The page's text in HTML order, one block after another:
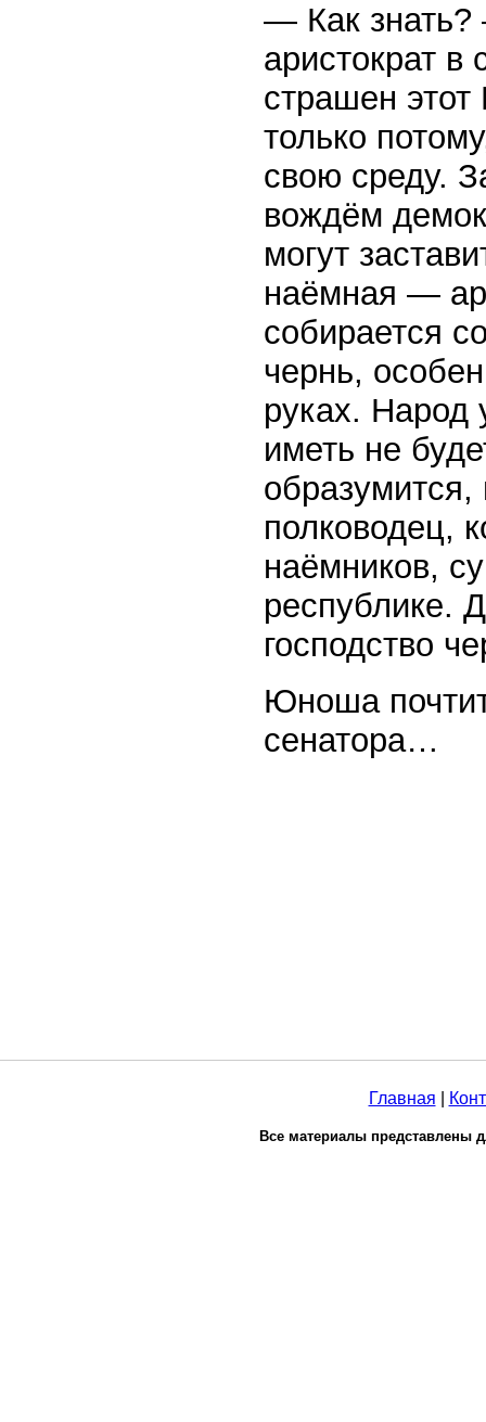
— Как
аристократ
страшен
только
свою среду.
вождём
могут
наёмная —
собирается
чернь,
руках. Народ
иметь не
полководец,
наёмников,
республике.
господство
Юноша
сенатора…
Главная
Все материалы представлены